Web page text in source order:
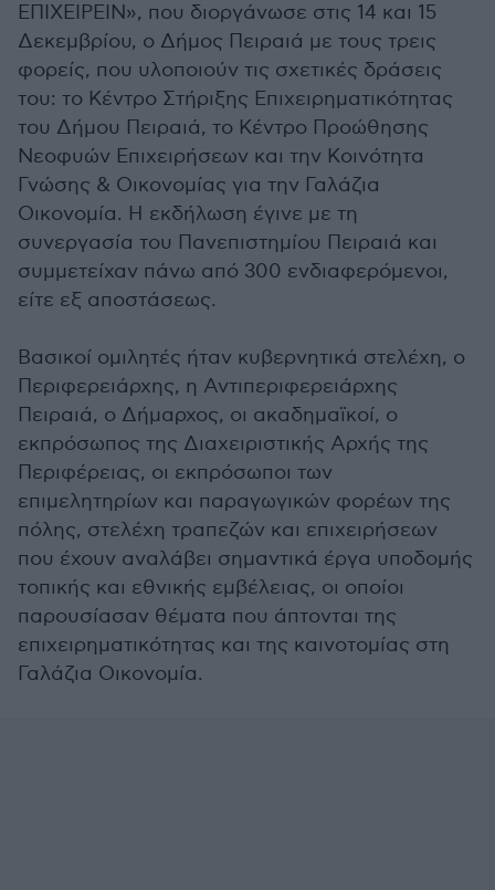
ΕΠΙΧΕΙΡΕΙΝ», που διοργάνωσε στις 14 και 15
Δεκεμβρίου, ο Δήμος Πειραιά με τους τρεις
φορείς, που υλοποιούν τις σχετικές δράσεις
του: το Κέντρο Στήριξης Επιχειρηματικότητας
του Δήμου Πειραιά, το Κέντρο Προώθησης
Νεοφυών Επιχειρήσεων και την Κοινότητα
Γνώσης & Οικονομίας για την Γαλάζια
Οικονομία. Η εκδήλωση έγινε με τη
συνεργασία του Πανεπιστημίου Πειραιά και
συμμετείχαν πάνω από 300 ενδιαφερόμενοι,
είτε εξ αποστάσεως.
Βασικοί ομιλητές ήταν κυβερνητικά στελέχη, ο
Περιφερειάρχης, η Αντιπεριφερειάρχης
Πειραιά, ο Δήμαρχος, οι ακαδημαϊκοί, ο
εκπρόσωπος της Διαχειριστικής Αρχής της
Περιφέρειας, οι εκπρόσωποι των
επιμελητηρίων και παραγωγικών φορέων της
πόλης, στελέχη τραπεζών και επιχειρήσεων
που έχουν αναλάβει σημαντικά έργα υποδομής
τοπικής και εθνικής εμβέλειας, οι οποίοι
παρουσίασαν θέματα που άπτονται της
επιχειρηματικότητας και της καινοτομίας στη
Γαλάζια Οικονομία.